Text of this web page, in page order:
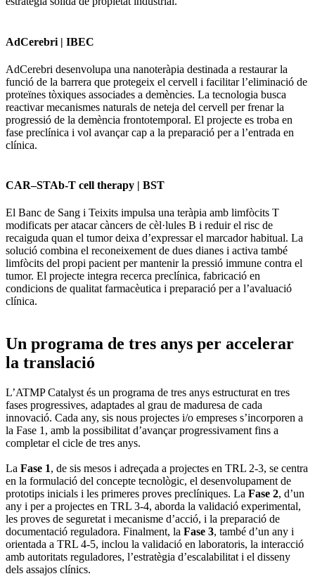
AdCerebri | IBEC
AdCerebri desenvolupa una nanoteràpia destinada a restaurar la
funció de la barrera que protegeix el cervell i facilitar l’eliminació de
proteïnes tòxiques associades a demències. La tecnologia busca
reactivar mecanismes naturals de neteja del cervell per frenar la
progressió de la demència frontotemporal. El projecte es troba en
fase preclínica i vol avançar cap a la preparació per a l’entrada en
clínica.
CAR–STAb-T cell therapy | BST
El Banc de Sang i Teixits impulsa una teràpia amb limfòcits T
modificats per atacar càncers de cèl·lules B i reduir el risc de
recaiguda quan el tumor deixa d’expressar el marcador habitual. La
solució combina el reconeixement de dues dianes i activa també
limfòcits del propi pacient per mantenir la pressió immune contra el
tumor. El projecte integra recerca preclínica, fabricació en
condicions de qualitat farmacèutica i preparació per a l’avaluació
clínica.
Un programa de tres anys per accelerar
la translació
L’ATMP Catalyst és un programa de tres anys estructurat en tres
fases progressives, adaptades al grau de maduresa de cada
innovació. Cada any, sis nous projectes i/o empreses s’incorporen a
la Fase 1, amb la possibilitat d’avançar progressivament fins a
completar el cicle de tres anys.
La Fase 1, de sis mesos i adreçada a projectes en TRL 2-3, se centra
en la formulació del concepte tecnològic, el desenvolupament de
prototips inicials i les primeres proves preclíniques. La Fase 2, d’un
any i per a projectes en TRL 3-4, aborda la validació experimental,
les proves de seguretat i mecanisme d’acció, i la preparació de
documentació reguladora. Finalment, la Fase 3, també d’un any i
orientada a TRL 4-5, inclou la validació en laboratoris, la interacció
amb autoritats reguladores, l’estratègia d’escalabilitat i el disseny
dels assajos clínics.